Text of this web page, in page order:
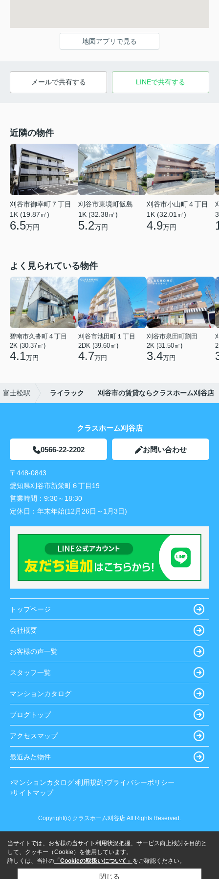
地図アプリで見る
メールで共有する LINEで共有する
近隣の物件
刈谷市御幸町７丁目
1K (19.87㎡)
6.5万円
刈谷市東境町飯島
1K (32.38㎡)
5.2万円
刈谷市小山町４丁目
1K (32.01㎡)
4.9万円
よく見られている物件
碧南市久沓町４丁目
2K (30.37㎡)
4.1万円
刈谷市池田町１丁目
2DK (39.60㎡)
4.7万円
刈谷市泉田町割田
2K (31.50㎡)
3.4万円
富士松駅 ライラック 刈谷市の賃貸ならクラスホーム刈谷店
クラスホーム刈谷店
0566-22-2202 お問い合わせ
〒448-0843
愛知県刈谷市新栄町６丁目19
営業時間： 9:30～18:30
定休日： 年末年始(12月26日～1月3日)
トップページ
会社概要
お客様の声一覧
スタッフ一覧
マンションカタログ
ブログトップ
アクセスマップ
最近みた物件
マンションカタログ 利用規約 プライバシーポリシー
サイトマップ
Copyright(c) クラスホーム刈谷店 All Rights Reserved.
当サイトでは、お客様の当サイト利用状況把握、サービス向上検討を目的と
して、クッキー（Cookie）を使用しています。
詳しくは、当社の 「Cookieの取扱いについて」 をご確認ください。
閉じる